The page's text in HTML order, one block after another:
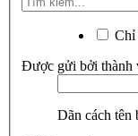
Chỉ
Được gửi bởi thành
Dãn cách tên